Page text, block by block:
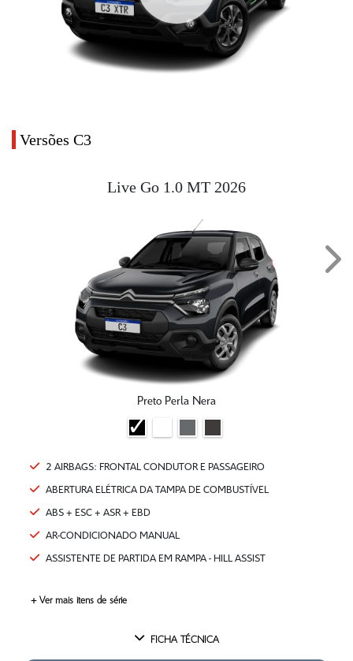
Versões C3
Live Go 1.0 MT 2026
Preto Perla Nera
2 AIRBAGS: FRONTAL CONDUTOR E PASSAGEIRO
ABERTURA ELÉTRICA DA TAMPA DE COMBUSTÍVEL
ABS + ESC + ASR + EBD
AR-CONDICIONADO MANUAL
ASSISTENTE DE PARTIDA EM RAMPA - HILL ASSIST
+ Ver mais itens de série
FICHA TÉCNICA
Next